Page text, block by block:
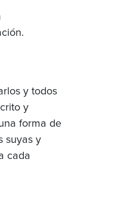
y todos
y
forma de
suyas y
cada